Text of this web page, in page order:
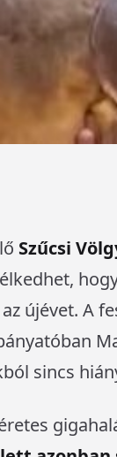
Szűcsi
újévet. A
sincs